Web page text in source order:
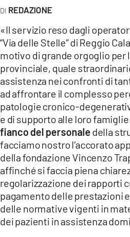
Network
LACPLAY.IT
LACTV.IT
LACONAIR.IT
LACITYMAG.IT
ILREGGINO.IT
COSENZACHANNEL.IT
ILVIBONESE.IT
CATANZAROCHANNEL.IT
LACAPITALENEWS.IT
REDAZIONE
«Il servizio reso dagli
“Via delle Stelle” di Reggio
motivo di grande orgoglio per
provinciale, quale
assistenza nei confronti di
ad affrontare il complesso
patologie cronico-
e di supporto alle loro
fianco del personale della
facciamo nostro l’accorato
della fondazione Vincenzo
affinché si faccia piena
regolarizzazione dei rapporti
pagamento delle prestazioni
delle normative vigenti in
dei pazienti in assistenza